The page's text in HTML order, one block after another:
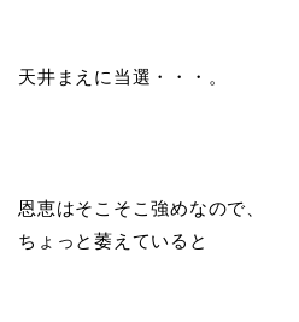
天井まえに当選・・・。
恩恵はそこそこ強めなので、
ちょっと萎えていると